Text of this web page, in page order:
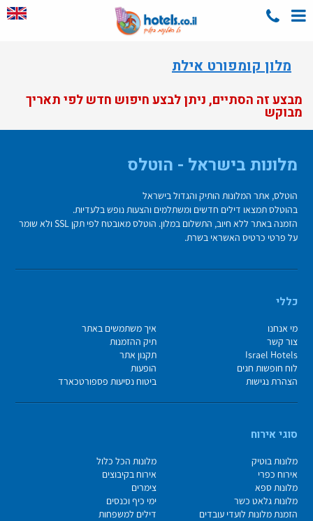
מלון קומפורט אילת
מבצע זה הסתיים, ניתן לבצע חיפוש חדש לפי תאריך
מבוקש
מלונות בישראל - הוטלס
הוטלס, אתר המלונות הותיק והגדול בישראל
בהוטלס תמצאו דילים חדשים ומשתלמים והצעות נופש בלעדיות.
הזמנה באתר ללא חיוב, התשלום במלון. הוטלס מאובטח לפי תקן SSL ולא שומר
על פרטי כרטיס האשראי בשרת.
כללי
מי אנחנו
איך משתמשים באתר
צור קשר
תיק ההזמנות
Israel Hotels
תקנון אתר
לוח חופשות חגים
הופעות
הצהרת נגישות
ביטוח נסיעות פספורטכארד
סוגי אירוח
מלונות בוטיק
מלונות הכל כלול
אירוח כפרי
אירוח בקיבוצים
מלונות ספא
צימרים
מלונות גלאט כשר
ימי כיף וכנסים
הזמנת מלונות לועדי עובדים
דילים למשפחות